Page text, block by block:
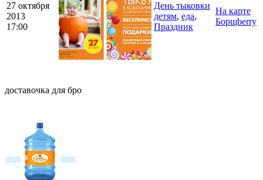
27 октября
2013
17:00
День тыковки
детям, еда,
Праздник
На карте
Борщberry
доставочка для бро